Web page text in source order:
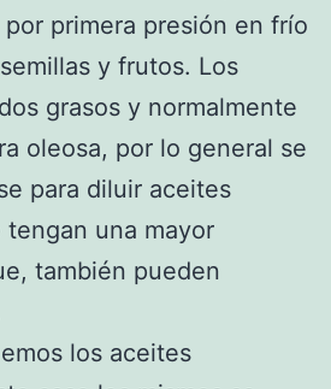
primera presión en frío
y frutos. Los
grasos y normalmente
oleosa, por lo general se
para diluir aceites
una mayor
también pueden
los aceites